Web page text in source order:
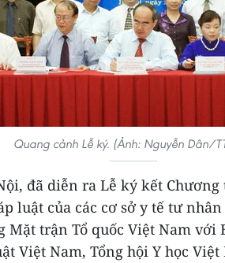
Quang cảnh Lễ ký. (Ảnh: Nguyễn Dân/
đã diễn ra Lễ ký kết
luật của các cơ sở y tế tư
Mặt trận Tổ quốc Việt Nam với
Việt Nam, Tổng hội Y học